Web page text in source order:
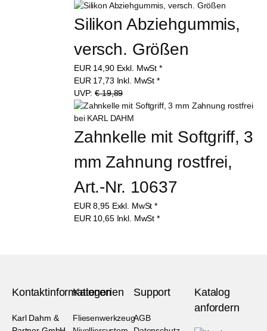
Silikon Abziehgummis,
versch. Größen
EUR 14,90 Exkl. MwSt *
EUR 17,73 Inkl. MwSt *
UVP:€ 19,89
Zahnkelle mit Softgriff, 3
mm Zahnung rostfrei,
Art.-Nr. 10637
EUR8,95 Exkl. MwSt *
EUR 10,65 Inkl. MwSt *
Kontaktinformationen
Karl Dahm &
Kategorien
Fliesenwerkzeug
Support
AGB
Katalog
anfordern